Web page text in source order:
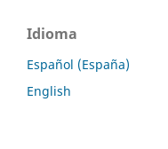
Idioma
Español (España)
English